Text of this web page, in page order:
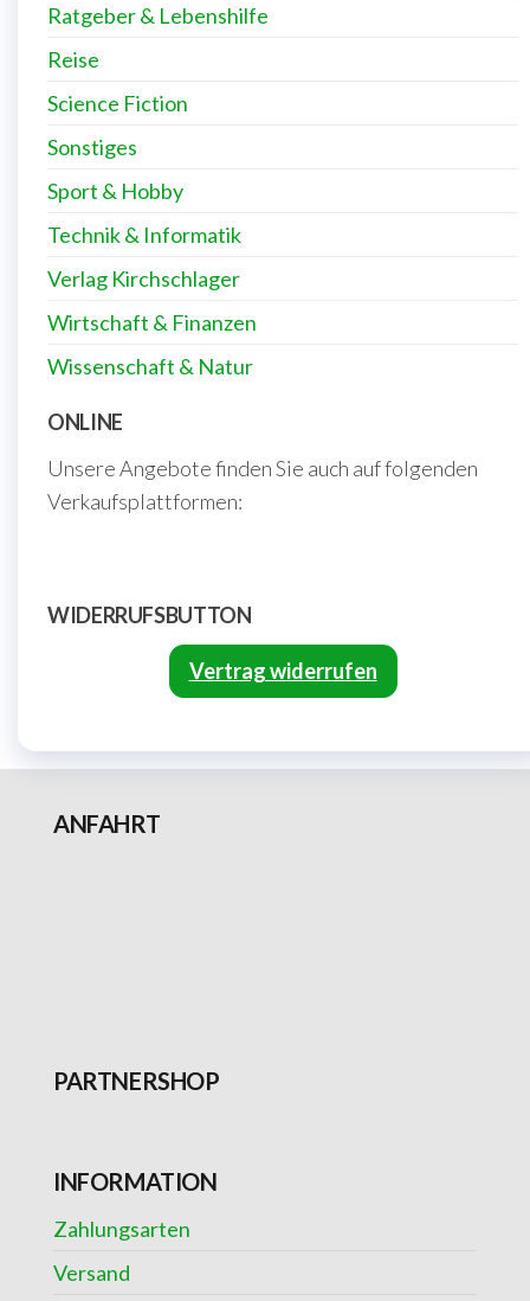
Ratgeber & Lebenshilfe
Reise
Science Fiction
Sonstiges
Sport & Hobby
Technik & Informatik
Verlag Kirchschlager
Wirtschaft & Finanzen
Wissenschaft & Natur
ONLINE
Unsere Angebote finden Sie auch auf folgenden
Verkaufsplattformen:
WIDERRUFSBUTTON
Vertrag widerrufen
ANFAHRT
PARTNERSHOP
INFORMATION
Zahlungsarten
Versand